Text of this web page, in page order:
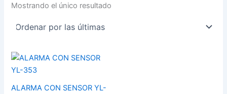
Mostrando el único resultado
ALARMA CON SENSOR YL-
ALARMA
CON
YL-